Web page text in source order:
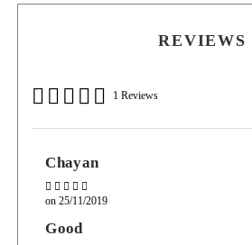
REVIEWS
1 Reviews
Chayan
on25/11/2019
Good